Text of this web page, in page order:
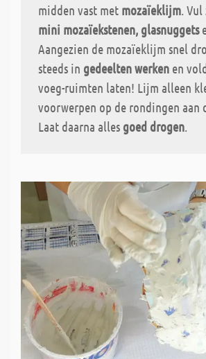
midden vast met mozaïeklijm. Vul
mini mozaïekstenen, glasnuggets
Aangezien de mozaïeklijm snel
steeds in gedeelten werken en
voeg-ruimten laten! Lijm alleen
voorwerpen op de rondingen aan
Laat daarna alles goed drogen.